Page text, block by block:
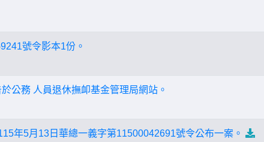
號令影本1份。
公務 人員退休撫卹基金管理局網站。
年5月13日華總一義字第11500042691號令公布一案。